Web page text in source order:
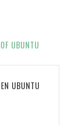
UBUNTU
UBUNTU